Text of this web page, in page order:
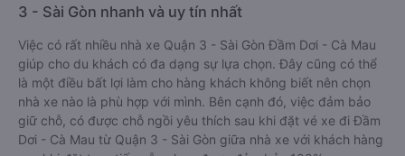
3 - Sài Gòn nhanh và uy tín nhất
Việc có rất nhiều nhà xe Quận 3 - Sài Gòn Đầm Dơi - Cà Mau
giúp cho du khách có đa dạng sự lựa chọn. Đây cũng có thể
là một điều bất lợi làm cho hàng khách không biết nên chọn
nhà xe nào là phù hợp với mình. Bên cạnh đó, việc đảm bảo
giữ chỗ, có được chỗ ngồi yêu thích sau khi đặt vé xe đi Đầm
Dơi - Cà Mau từ Quận 3 - Sài Gòn giữa nhà xe với khách hàng